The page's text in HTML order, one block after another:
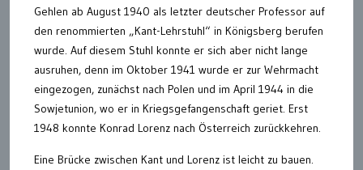
Gehlen ab August 1940 als letzter deutscher Professor auf
den renommierten „Kant-Lehrstuhl“ in Königsberg berufen
wurde. Auf diesem Stuhl konnte er sich aber nicht lange
ausruhen, denn im Oktober 1941 wurde er zur Wehrmacht
eingezogen, zunächst nach Polen und im April 1944 in die
Sowjetunion, wo er in Kriegsgefangenschaft geriet. Erst
1948 konnte Konrad Lorenz nach Österreich zurückkehren.
Eine Brücke zwischen Kant und Lorenz ist leicht zu bauen.